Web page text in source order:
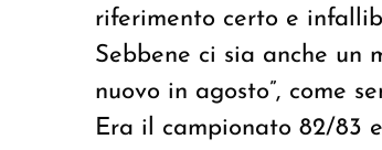
riferimento certo e
Sebbene ci sia anche un
nuovo in agosto”, come
Era il campionato 82/83